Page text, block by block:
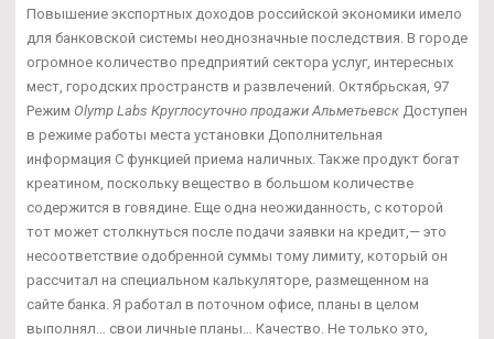
Повышение экспортных доходов российской экономики имело
для банковской системы неоднозначные последствия. В городе
огромное количество предприятий сектора услуг, интересных
мест, городских пространств и развлечений. Октябрьская, 97
Режим Olymp Labs Круглосуточно продажи Альметьевск Доступен
в режиме работы места установки Дополнительная
информация С функцией приема наличных. Также продукт богат
креатином, поскольку вещество в большом количестве
содержится в говядине. Еще одна неожиданность, с которой
тот может столкнуться после подачи заявки на кредит,— это
несоответствие одобренной суммы тому лимиту, который он
рассчитал на специальном калькуляторе, размещенном на
сайте банка. Я работал в поточном офисе, планы в целом
выполнял… свои личные планы… Качество. Не только это,